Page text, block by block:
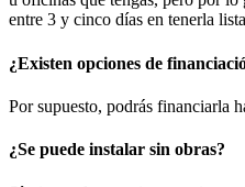
entre 3 y cinco días en tenerla
¿Existen opciones de
Por supuesto, podrás financiarla
¿Se puede instalar sin obras?